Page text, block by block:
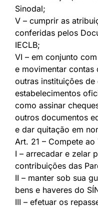
Sinodal;
V – cumprir as
conferidas pelos
IECLB;
VI – em conjunto
e movimentar contas
outras instituições
estabelecimentos
como assinar
outros documentos
e dar quitação em
Art. 21 – Compete ao
I – arrecadar e zelar
contribuições das
II – manter sob sua
bens e haveres do
III – efetuar os